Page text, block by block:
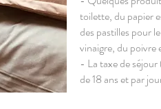
toilette, du papier
des pastilles pour
vinaigre, du poivre
- La taxe de
de 18 ans et par